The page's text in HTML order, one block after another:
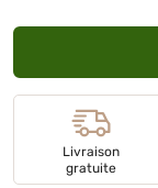
Livraison
gratuite